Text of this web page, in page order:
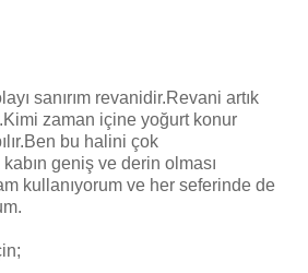
sanırım revanidir.Revani artık
zaman içine yoğurt konur
bu halini çok
geniş ve derin olması
kullanıyorum ve her seferinde de